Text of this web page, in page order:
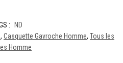
:
ND
, Casquette Gavroche Homme, Tous les
Homme